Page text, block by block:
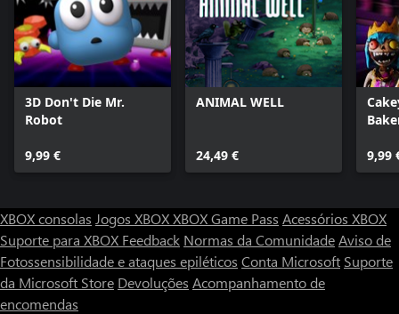
3D Don't Die Mr.
Robot
9,99 €
ANIMAL WELL
24,49 € 9,99
XBOX consolas Jogos XBOXXBOX Game Pass Acessórios XBOX
Suporte para XBOX Feedback Normas da ComunidadeAviso de
Fotossensibilidade e ataques epiléticos Conta Microsoft Suporte
da Microsoft Store Devoluções Acompanhamento de
encomendas